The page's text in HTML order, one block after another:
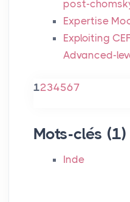
post-
Expertise
Exploiting
Advanced-
1234567
Mots-clés (1)
Inde